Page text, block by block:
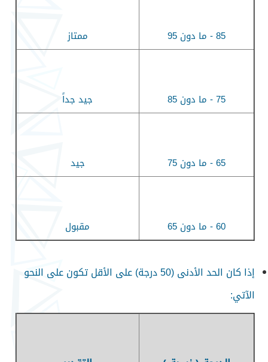
85 - ما دون 95 ممتاز
75 - ما دون 85 جيد جداً
65 - ما دون 75 جيد
60 - ما دون 65 مقبول
إذا كان الحد الأدنى (50 درجة) على الأقل تكون على النحو
الآتي: